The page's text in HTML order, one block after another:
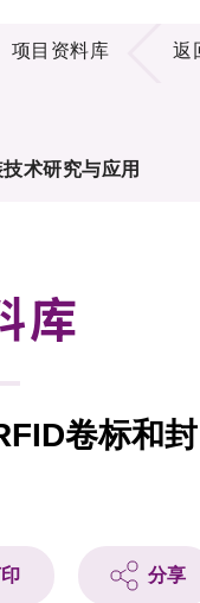
项目资料库
术研究与应用
返
库
卷标和封
分享